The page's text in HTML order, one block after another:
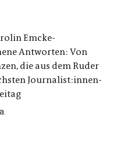
Emcke-
Antworten: Von
die aus dem Ruder
Journalist:innen-